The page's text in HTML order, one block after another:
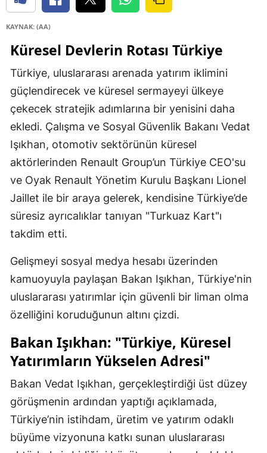
KAYNAK: (AA)
Küresel Devlerin Rotası Türkiye
Türkiye, uluslararası arenada yatırım iklimini
güçlendirecek ve küresel sermayeyi ülkeye
çekecek stratejik adımlarına bir yenisini daha
ekledi. Çalışma ve Sosyal Güvenlik Bakanı Vedat
Işıkhan, otomotiv sektörünün küresel
aktörlerinden Renault Group’un Türkiye CEO'su
ve Oyak Renault Yönetim Kurulu Başkanı Lionel
Jaillet ile bir araya gelerek, kendisine Türkiye’de
süresiz ayrıcalıklar tanıyan "Turkuaz Kart"ı
takdim etti.
Gelişmeyi sosyal medya hesabı üzerinden
kamuoyuyla paylaşan Bakan Işıkhan, Türkiye'nin
uluslararası yatırımlar için güvenli bir liman olma
özelliğini koruduğunun altını çizdi.
Bakan Işıkhan: "Türkiye, Küresel
Yatırımların Yükselen Adresi"
Bakan Vedat Işıkhan, gerçekleştirdiği üst düzey
görüşmenin ardından yaptığı açıklamada,
Türkiye’nin istihdam, üretim ve yatırım odaklı
büyüme vizyonuna katkı sunan uluslararası